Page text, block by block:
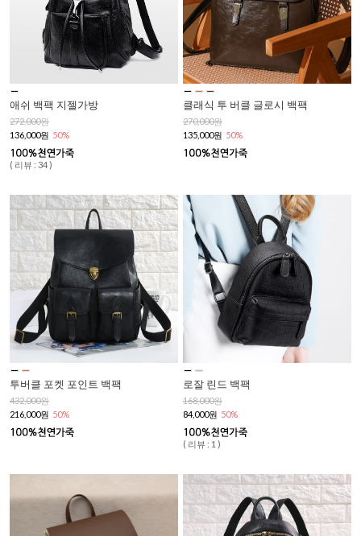
애쉬 백팩 지젤가방
272,000원
136,000원 50%
( 리뷰 : 34 )
클래식 투 버클 글로시 백팩
270,000원
135,000원 50%
투버클 포켓 포인트 백팩
432,000원
216,000원 50%
로잘 린드 백팩
168,000원
84,000원 50%
( 리뷰 : 1 )